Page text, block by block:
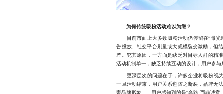
为何传统吸粉活动难以为继？
目前市面上大多数吸粉活动仍停留在“曝光
告投放、社交平台刷量或大规模裂变激励，但
差。究其原因，一方面是缺乏对目标人群的精
活动机制单一，缺乏持续互动的设计，用户参与
更深层次的问题在于，许多企业将吸粉视为
一旦活动结束，用户关系也随之断裂，品牌无
害品牌形象——用户感知到的是“套路”而非诚意